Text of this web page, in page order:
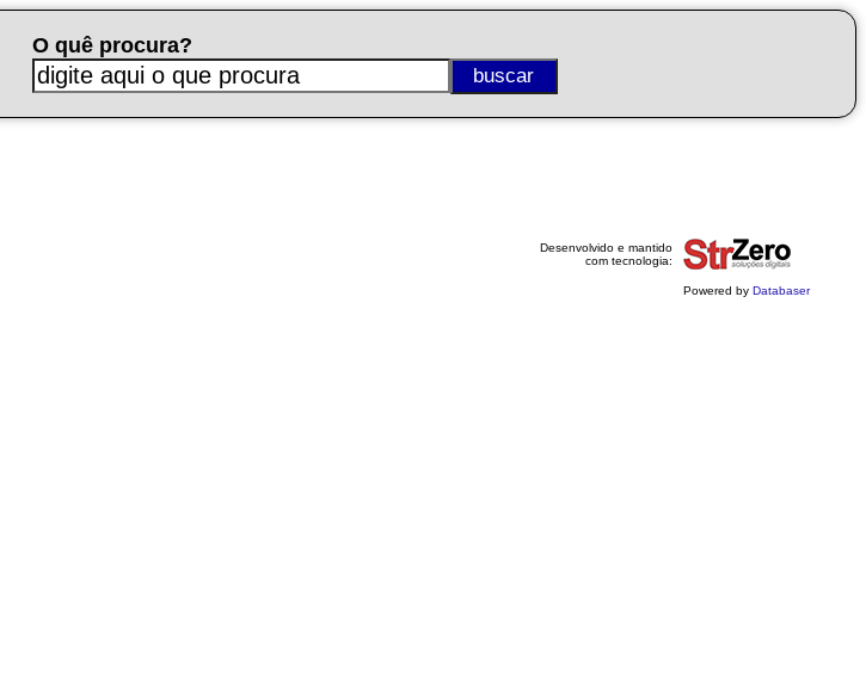
O quê procura?
Desenvolvido e mantido
com tecnologia:
Powered by Databaser